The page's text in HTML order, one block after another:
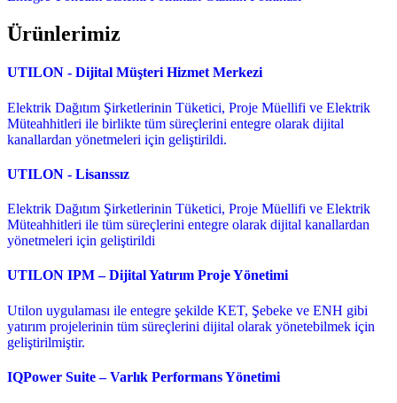
Ürünlerimiz
UTILON - Dijital Müşteri Hizmet Merkezi
Elektrik Dağıtım Şirketlerinin Tüketici, Proje Müellifi ve Elektrik
Müteahhitleri ile birlikte tüm süreçlerini entegre olarak dijital
kanallardan yönetmeleri için geliştirildi.
UTILON - Lisanssız
Elektrik Dağıtım Şirketlerinin Tüketici, Proje Müellifi ve Elektrik
Müteahhitleri ile tüm süreçlerini entegre olarak dijital kanallardan
yönetmeleri için geliştirildi
UTILON IPM – Dijital Yatırım Proje Yönetimi
Utilon uygulaması ile entegre şekilde KET, Şebeke ve ENH gibi
yatırım projelerinin tüm süreçlerini dijital olarak yönetebilmek için
geliştirilmiştir.
IQPower Suite – Varlık Performans Yönetimi